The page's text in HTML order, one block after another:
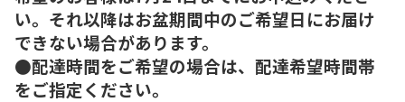
い。それ以降はお盆期間中のご希望日にお届け
できない場合があります。
●配達時間をご希望の場合は、配達希望時間帯
をご指定ください。